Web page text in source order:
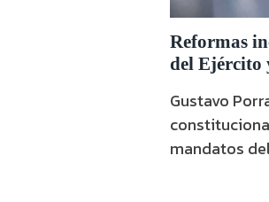
Reformas
del Ejército
Gustavo
mandatos